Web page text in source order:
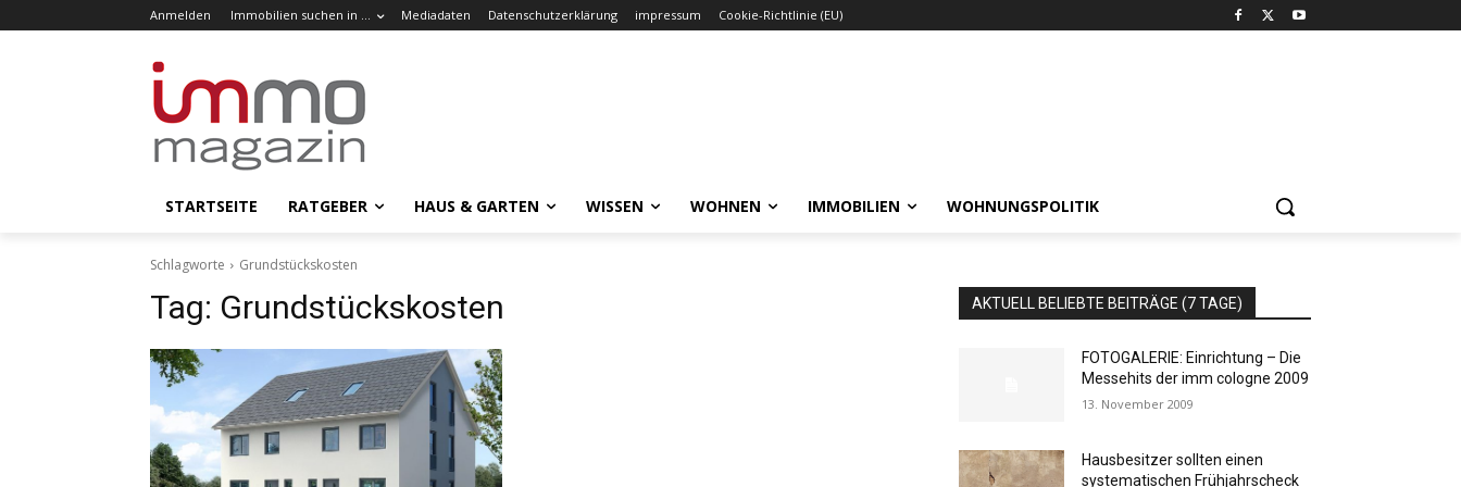
Anmelden Immobilien suchen in … Mediadaten Datenschutzerklärung impressum Cookie-Richtlinie (EU)
STARTSEITE RATGEBER HAUS & GARTEN WISSEN WOHNEN IMMOBILIEN WOHNUNGSPOLITIK
Schlagworte Grundstückskosten
Tag: Grundstückskosten AKTUELL BELIEBTE BEITRÄGE (7 TAGE)
FOTOGALERIE: Einrichtung – Die
Messehits der imm cologne 2009
13. November 2009
Hausbesitzer sollten einen
systematischen Frühjahrscheck